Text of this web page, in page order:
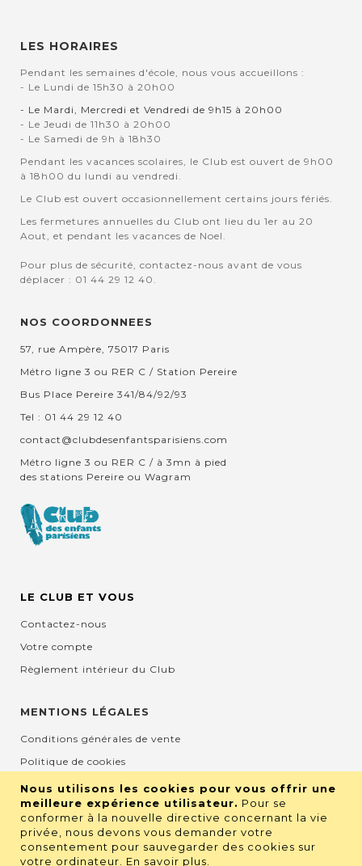
Nous utilisons les cookies pour vous offrir une
meilleure expérience utilisateur. Pour se
conformer à la nouvelle directive concernant la vie
privée, nous devons vous demander votre
consentement pour sauvegarder des cookies sur
votre ordinateur. En savoir plus
LES HORAIRES
Pendant les semaines d'école, nous vous accueillons :
- Le Lundi de 15h30 à 20h00
- Le Mardi, Mercredi et Vendredi de 9h15 à 20h00
- Le Jeudi de 11h30 à 20h00
- Le Samedi de 9h à 18h30
Pendant les vacances scolaires, le Club est ouvert de 9h00
à 18h00 du lundi au vendredi.
Le Club est ouvert occasionnellement certains jours fériés.
Les fermetures annuelles du Club ont lieu du 1er au 20
Aout, et pendant les vacances de Noel.
Pour plus de sécurité, contactez-nous avant de vous
déplacer : 01 44 29 12 40.
NOS COORDONNEES
57, rue Ampère, 75017 Paris
Métro ligne 3 ou RER C / Station Pereire
Bus Place Pereire 341/84/92/93
Tel : 01 44 29 12 40
contact@clubdesenfantsparisiens.com
Métro ligne 3 ou RER C / à 3mn à pied
des stations Pereire ou Wagram
LE CLUB ET VOUS
Contactez-nous
Votre compte
Règlement intérieur du Club
MENTIONS LÉGALES
Conditions générales de vente
Politique de cookies
Mentions légales et CGU
Protection de la vie privée
RETROUVEZ NOUS SUR LES RÉSEAUX